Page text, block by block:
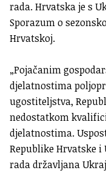
rada. Hrvatska je s
Sporazum o
Hrvatskoj.
„Pojačanim
djelatnostima
ugostiteljstva,
nedostatkom
djelatnostima.
Republike Hrvatske
rada državljana